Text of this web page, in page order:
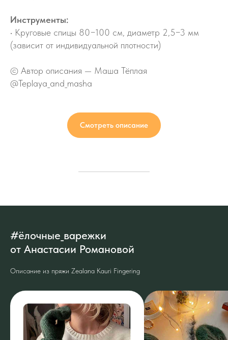
Инструменты:
• Круговые спицы 80−100 см, диаметр 2,5−3 мм
(зависит от индивидуальной плотности)
© Автор описания — Маша Тёплая
@Teplaya_and_masha
Смотреть описание
#ёлочные_варежки
от Анастасии Романовой
Описание из пряжи Zealana Kauri Fingering